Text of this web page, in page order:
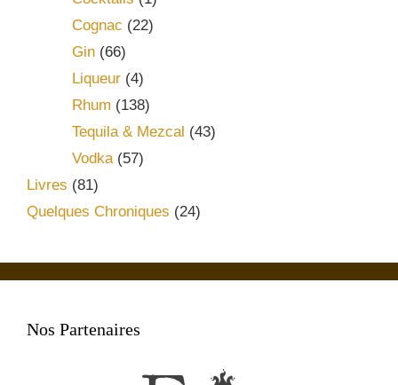
Cognac (22)
Gin (66)
Liqueur (4)
Rhum (138)
Tequila & Mezcal (43)
Vodka(57)
Livres (81)
Quelques Chroniques (24)
Nos Partenaires